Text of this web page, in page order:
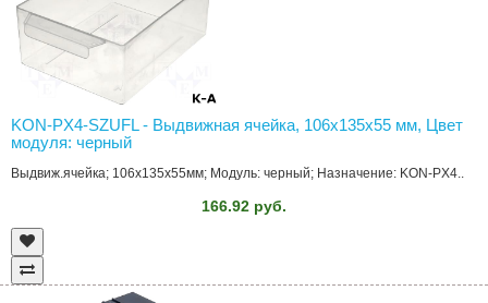
KON-PX4-SZUFL - Выдвижная ячейка, 106x135x55 мм, Цвет
модуля: черный
Выдвиж.ячейка; 106x135x55мм; Модуль: черный; Назначение: KON-PX4..
166.92 руб.